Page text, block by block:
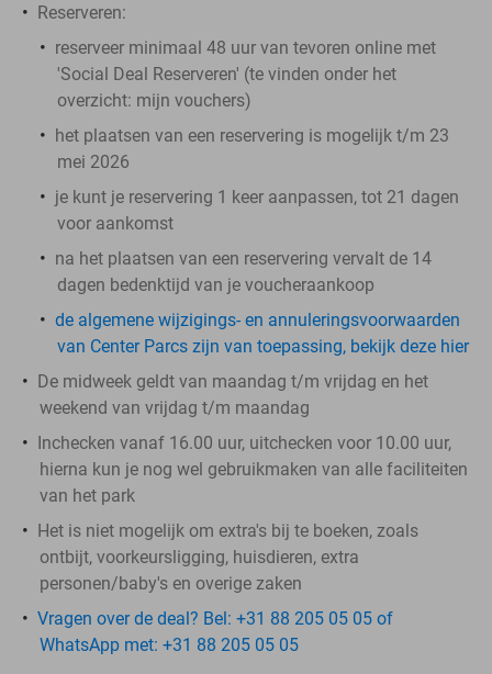
Reserveren:
reserveer minimaal 48 uur van tevoren online met
'Social Deal Reserveren' (te vinden onder het
overzicht: mijn vouchers)
het plaatsen van een reservering is mogelijk t/m 23
mei 2026
je kunt je reservering 1 keer aanpassen, tot 21 dagen
voor aankomst
na het plaatsen van een reservering vervalt de 14
dagen bedenktijd van je voucheraankoop
de algemene wijzigings- en annuleringsvoorwaarden
van Center Parcs zijn van toepassing, bekijk deze hier
De midweek geldt van maandag t/m vrijdag en het
weekend van vrijdag t/m maandag
Inchecken vanaf 16.00 uur, uitchecken voor 10.00 uur,
hierna kun je nog wel gebruikmaken van alle faciliteiten
van het park
Het is niet mogelijk om extra's bij te boeken, zoals
ontbijt, voorkeursligging, huisdieren, extra
personen/baby's en overige zaken
Vragen over de deal? Bel: +31 88 205 05 05 of
WhatsApp met: +31 88 205 05 05